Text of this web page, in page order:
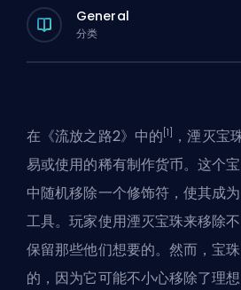
General
分类
在《流放之路2》中的 [1]
，湮灭宝
易或使用的稀有制作货币。这个
中随机移除一个修饰符，使其成
工具。玩家使用湮灭宝珠来移除
保留那些他们想要的。然而，宝
的，因为它可能不小心移除了理想